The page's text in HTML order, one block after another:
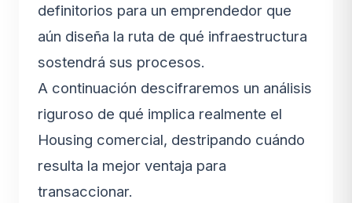
definitorios para un emprendedor que
aún diseña la ruta de qué infraestructura
sostendrá sus procesos.
A continuación descifraremos un análisis
riguroso de qué implica realmente el
Housing comercial, destripando cuándo
resulta la mejor ventaja para
transaccionar.